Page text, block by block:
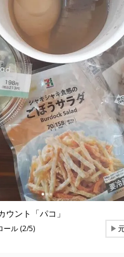
ント「パコ」
ール (2/5) ▶